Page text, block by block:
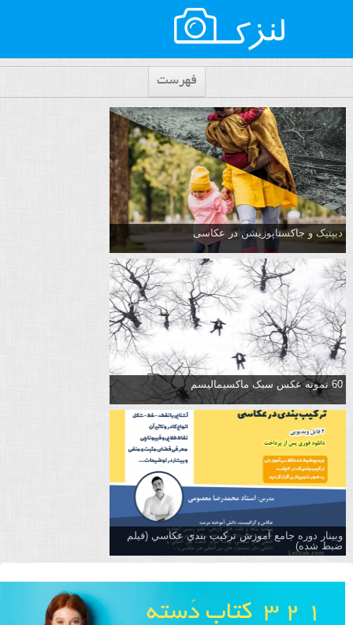
فهرست
دیپتیک و جاکستا‌پوزیشن در عکاسی
60 نمونه عکس سبک ماکسیمالیسم
وبینار دوره جامع آموزش تركيب بندي عكاسي (فیلم
ضبط شده)